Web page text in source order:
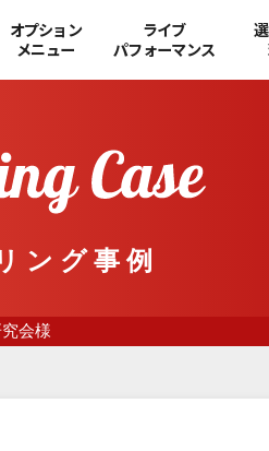
オプション
メニュー
ライブ
パフォーマンス
ング事例
会様